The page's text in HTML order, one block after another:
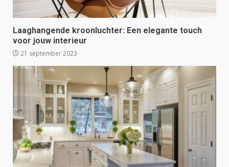
Laaghangende kroonluchter: Een elegante touch
voor jouw interieur
21 september 2023